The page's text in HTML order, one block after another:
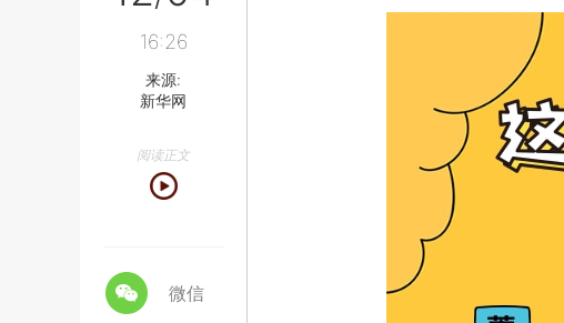
16:26
来源:
新华网
阅读正文
微信